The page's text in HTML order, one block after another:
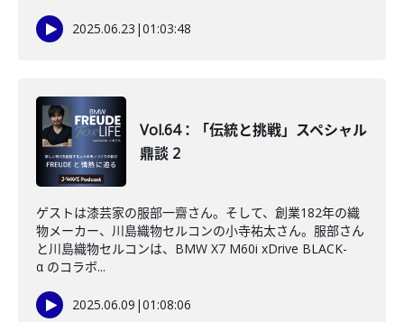
2025.06.23 |01:03:48
Vol.64：「伝統と挑戦」スペシャル
鼎談 2
ゲストは漆芸家の服部一齋さん。そして、創業182年の織
物メーカー、川島織物セルコンの小寺祐太さん。服部さん
と川島織物セルコンは、BMW X7 M60i xDrive BLACK-
α のコラボ...
2025.06.09 |01:08:06